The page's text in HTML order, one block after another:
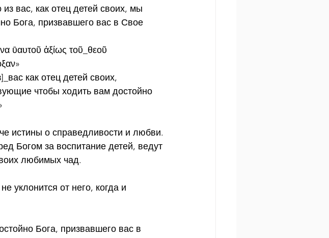
вас, как отец детей своих, мы
Бога, призвавшего вас в Свое
ῡαυτοῦ ἀξίως τοῦ_θεοῦ
как отец детей своих,
чтобы ходить вам достойно
истины о справедливости и любви.
Богом за воспитание детей, ведут
любимых чад.
уклонится от него, когда и
Бога, призвавшего вас в